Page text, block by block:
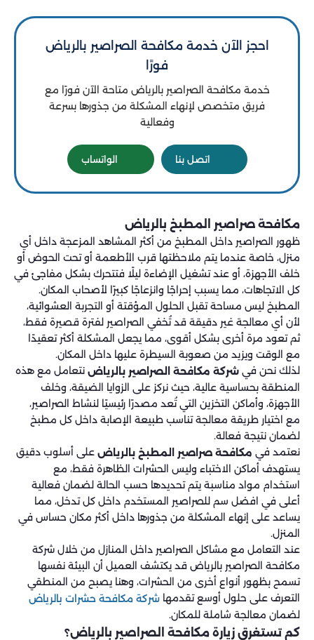
احجز الآن خدمة مكافحة الصراصير بالرياض
فورًا
خدمة مكافحة الصراصير بالرياض متاحة الآن فورًا مع
فريق متخصص لإنهاء المشكلة من جذورها بسرعة
وفعالية
اتصل بنا الواتساب
مكافحة صراصير المطبخ​ بالرياض
ظهور الصراصير داخل المطبخ من أكثر المشاهد المزعجة داخل أي
منزل، خاصة عندما يتم ملاحظتها قرب الأطعمة أو تحت الحوض أو
خلف الأجهزة، أو عند تشغيل الإضاءة ليلًا فتتحرك بشكل مفاجئ في
كل الاتجاهات، مما يسبب إحراجًا وانزعاجًا كبيرًا لأصحاب المكان.
المطبخ ليس مساحة تقبل الحلول المؤقتة أو التجربة العشوائية،
لأن أي معالجة غير دقيقة قد تُخفي الصراصير لفترة قصيرة فقط،
ثم تعود مرة أخرى بشكل أقوى، مما يجعل المشكلة أكثر تعقيدًا
مع الوقت ويزيد من صعوبة السيطرة عليها داخل المكان.
لذلك نحن في شركة مكافحة الصراصير بالرياضنتعامل مع هذه
المنطقة بحساسية عالية، حيث نركز على الزوايا الضيقة، وخلف
الأجهزة، وأماكن التخزين التي تُعد مصدرًا رئيسيًا لنشاط الصراصير،
مع اختيار طريقة معالجة تناسب طبيعة الإصابة داخل كل مطبخ
لضمان نتيجة فعالة.
نعتمد في مكافحة صراصير المطبخ بالرياضعلى أسلوب دقيق
يستهدف أماكن الاختباء وليس الحشرات الظاهرة فقط، مع
استخدام مواد مناسبة يتم تحديدها حسب الحالة لضمان فعالية
أعلى في افضل سم للصراصير المستخدم داخل كل تدخل، مما
يساعد على إنهاء المشكلة من جذورها داخل أكثر مكان حساس في
المنزل.
عند التعامل مع مشاكل الصراصير داخل المنازل من خلال شركة
مكافحة الصراصير بالرياض قد يكتشف العميل أن البيئة نفسها
تسمح بظهور أنواع أخرى من الحشرات، وهنا يصبح من المنطقي
التعرف على حلول أوسع تقدمهاشركة مكافحة حشرات بالرياض
لضمان معالجة شاملة للمكان.
كم تستغرق زيارة مكافحة الصراصير بالرياض؟